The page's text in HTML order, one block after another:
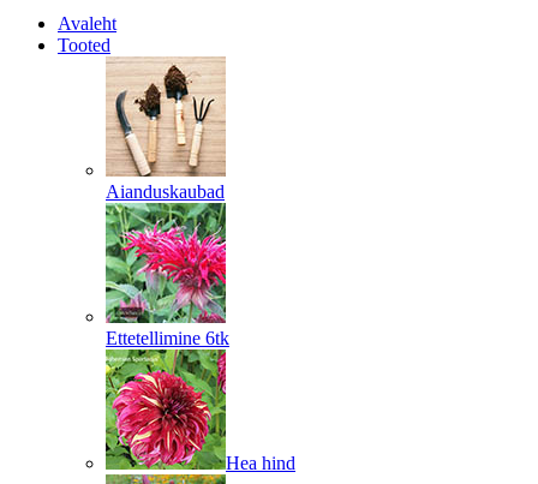
Avaleht
Tooted
Aianduskaubad
Ettetellimine 6tk
Hea hind